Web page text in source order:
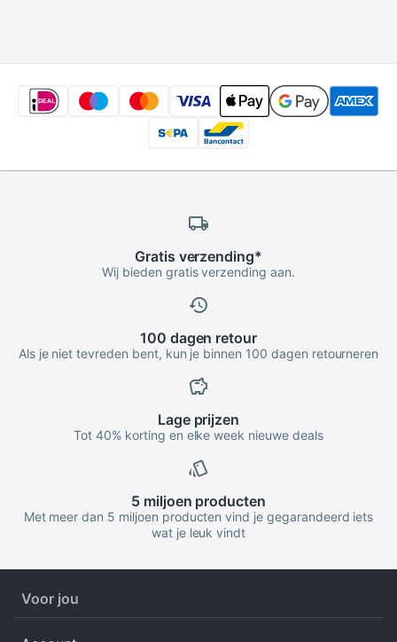
Gratis verzending*
Wij bieden gratis verzending aan.
100 dagen retour
Als je niet tevreden bent, kun je binnen 100 dagen retourneren
Lageprijzen
Tot 40% korting en elke week nieuwe deals
5 miljoen producten
Met meer dan 5 miljoen producten vind je gegarandeerd iets
wat je leuk vindt
Voor jou